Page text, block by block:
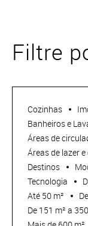
Filtre
Cozinhas
Banheiros e
Áreas de
Áreas de lazer
Destinos
Tecnologia
Até 50 m²
De 151 m² a